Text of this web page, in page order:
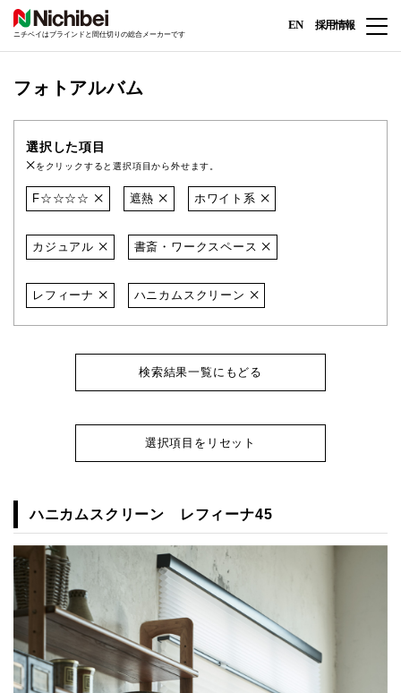
ニチベイはブラインドと間仕切りの総合メーカーです
EN 採用情報
フォトアルバム
選択した項目
をクリックすると選択項目から外せます。
F☆☆☆☆ 遮熱 ホワイト系
カジュアル 書斎・ワークスペース
レフィーナ ハニカムスクリーン
検索結果一覧にもどる
選択項目をリセット
ハニカムスクリーン レフィーナ45